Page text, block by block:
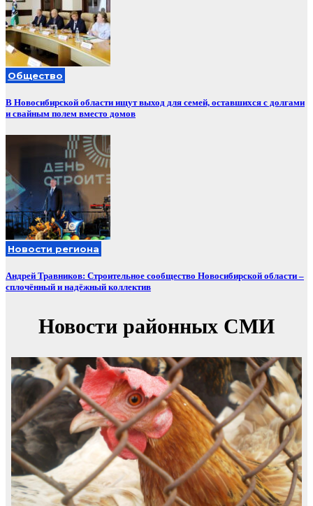
Общество
В Новосибирской области ищут выход для семей, оставшихся с долгами
и свайным полем вместо домов
Новости региона
Андрей Травников: Строительное сообщество Новосибирской области –
сплочённый и надёжный коллектив